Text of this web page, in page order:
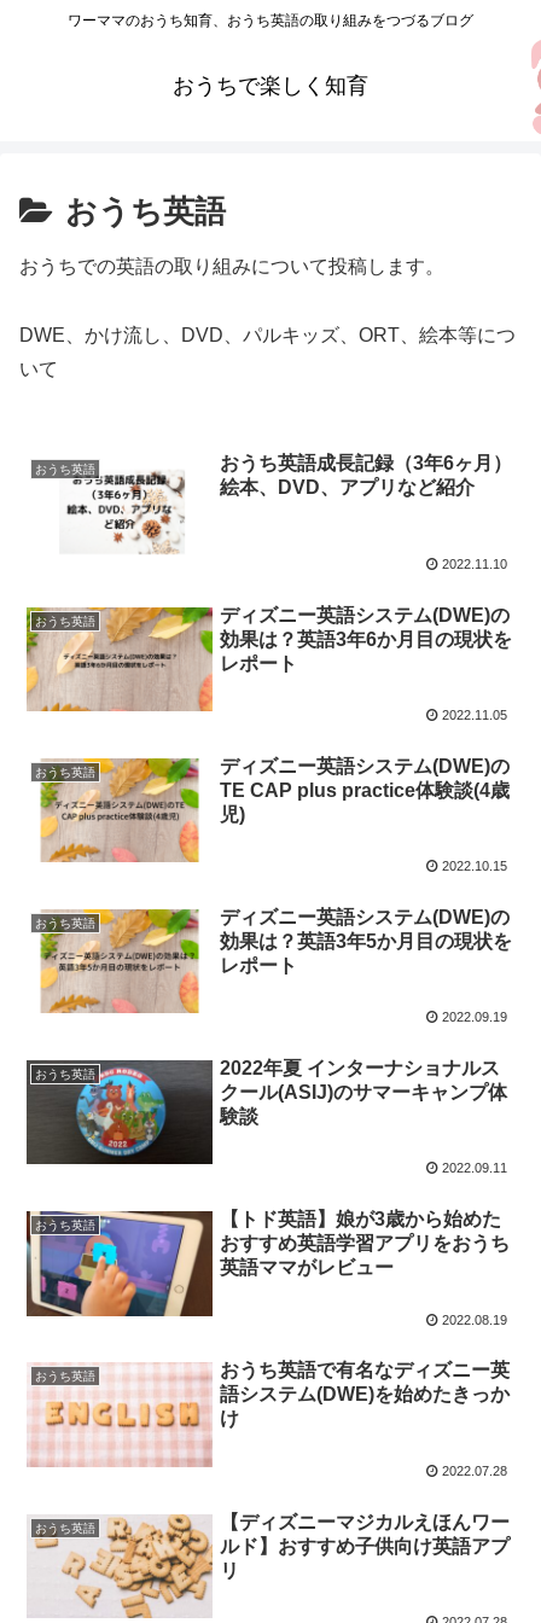
ワーママのおうち知育、おうち英語の取り組みをつづるブログ
おうちで楽しく知育
おうち英語
おうちでの英語の取り組みについて投稿します。
DWE、かけ流し、DVD、パルキッズ、ORT、絵本等につ
いて
おうち英語
おうち英語成長記録（3年6ヶ月）
絵本、DVD、アプリなど紹介
2022.11.10
おうち英語
ディズニー英語システム(DWE)の
効果は？英語3年6か月目の現状を
レポート
2022.11.05
おうち英語
ディズニー英語システム(DWE)の
TE CAP plus practice体験談(4歳
児)
2022.10.15
おうち英語
ディズニー英語システム(DWE)の
効果は？英語3年5か月目の現状を
レポート
2022.09.19
おうち英語
2022年夏 インターナショナルス
クール(ASIJ)のサマーキャンプ体
験談
2022.09.11
おうち英語
【トド英語】娘が3歳から始めた
おすすめ英語学習アプリをおうち
英語ママがレビュー
2022.08.19
おうち英語
おうち英語で有名なディズニー英
語システム(DWE)を始めたきっか
け
2022.07.28
おうち英語
【ディズニーマジカルえほんワー
ルド】おすすめ子供向け英語アプ
リ